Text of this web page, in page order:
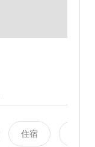
住宿